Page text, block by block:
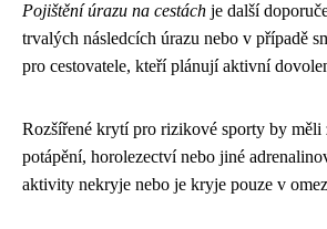
Pojištění úrazu na cestách je další
trvalých následcích úrazu nebo v případě
pro cestovatele, kteří plánují aktivní
Rozšířené krytí pro rizikové sporty by
potápění, horolezectví nebo jiné
aktivity nekryje nebo je kryje pouze v